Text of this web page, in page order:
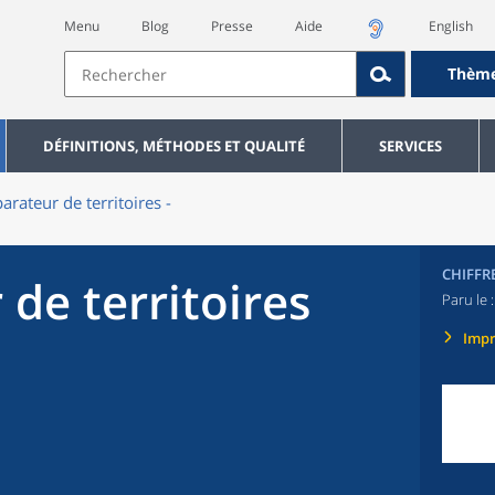
Menu Blog Presse Aide English
DÉFINITIONS, MÉTHODES ET QUALITÉ SERVICES
de territoires -
de territoires
Paru le